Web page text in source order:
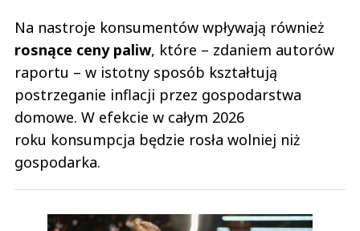
Na nastroje konsumentów wpływają również
rosnące ceny paliw, które – zdaniem autorów
raportu – w istotny sposób kształtują
postrzeganie inflacji przez gospodarstwa
domowe. W efekcie w całym 2026
roku konsumpcja będzie rosła wolniej niż
gospodarka.